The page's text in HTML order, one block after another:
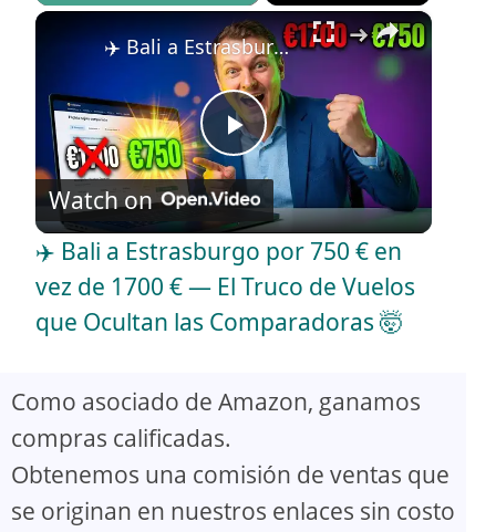
Unmute Fullscreen ×
P
l
a
V
i
✈️ Bali a Estrasburgo por 750 € en vez de 1700 € — El Truco de Vuelos que Ocultan las Comparadoras 🤯
Watch on
✈️ Bali a Estrasburgo por 750 € en
vez de 1700 € — El Truco de Vuelos
que Ocultan las Comparadoras 🤯
Como asociado de Amazon, ganamos
compras calificadas.
Obtenemos una comisión de ventas que
se originan en nuestros enlaces sin costo